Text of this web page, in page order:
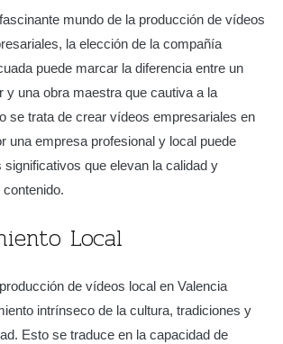
mundo de la producción de vídeos
la elección de la compañía
puede marcar la diferencia entre un
y una obra maestra que cautiva a la
se trata de crear vídeos empresariales en
una empresa profesional y local puede
significativos que elevan la calidad y
Local
de vídeos local en Valencia
intrínseco de la cultura, tradiciones y
Esto se traduce en la capacidad de